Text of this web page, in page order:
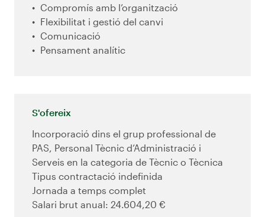
Compromís amb l’organització
Flexibilitat i gestió del canvi
Comunicació
Pensament analític
S'ofereix
Incorporació dins el grup professional de
PAS, Personal Tècnic d’Administració i
Serveis en la categoria de Tècnic o Tècnica
Tipus contractació indefinida
Jornada a temps complet
Salari brut anual: 24.604,20 €